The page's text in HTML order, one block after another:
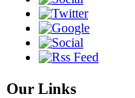
Our Links